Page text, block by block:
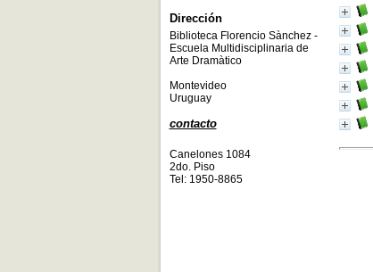
Dirección
Biblioteca Florencio Sànchez -
Escuela Multidisciplinaria de
Arte Dramàtico
Montevideo
Uruguay
contacto
Canelones 1084
2do. Piso
Tel: 1950-8865